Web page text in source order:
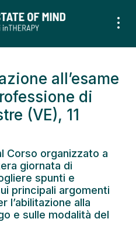
all’esame
di
(VE), 11
Corso organizzato a
giornata di
spunti e
principali argomenti
l’abilitazione alla
e sulle modalità del